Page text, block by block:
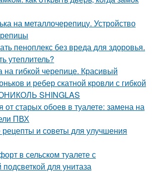
на металлочерепицу. Устройство
пеноплекс без вреда для здоровья.
утеплитель?
на гибкой черепице. Красивый
и ребер скатной кровли с гибкой
SHINGLAS
от старых обоев в туалете: замена на
ПВХ
и советы для улучшения
в сельском туалете с
подсветкой для унитаза